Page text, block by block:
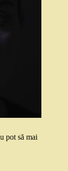
pot să mai